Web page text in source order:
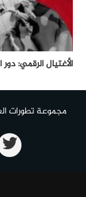
الأغتيال الرقمي:
مجموعة تطورات